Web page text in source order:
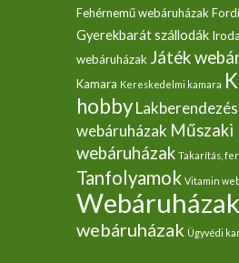
Fehérnemű webáruházak
Gyerekbarát szállodák
webáruházak Játék
Kamara Kereskedelmi kamara
hobby
webáruházak Műszaki
webáruházak Takarítás,
Tanfolyamok Vitamin
Webáruházak
webáruházak Ügyvédi